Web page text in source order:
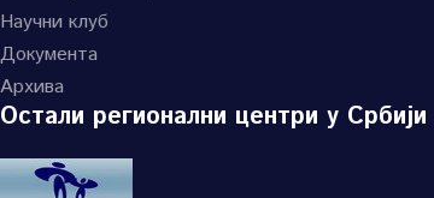
Научни клуб
Документа
Архива
Остали регионални центри у Србији